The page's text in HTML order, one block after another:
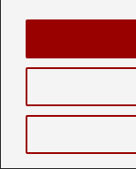
Silnik